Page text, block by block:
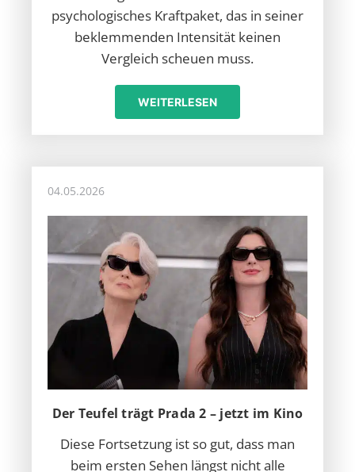
psychologisches Kraftpaket, das in seiner
beklemmenden Intensität keinen
Vergleich scheuen muss.
WEITERLESEN
04.05.2026
Der Teufel trägt Prada 2 – jetzt im Kino
Diese Fortsetzung ist so gut, dass man
beim ersten Sehen längst nicht alle